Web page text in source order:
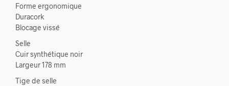
Forme ergonomique
Duracork
Blocage vissé
Selle
Cuir synthétique noir
Largeur 178 mm
Tige de selle